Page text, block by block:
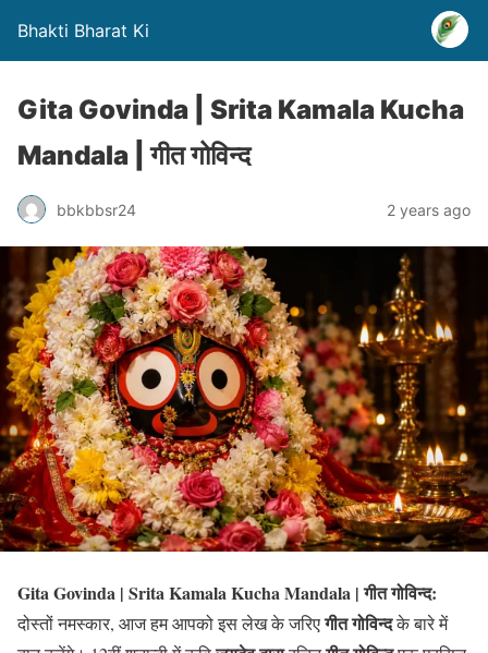
Bhakti Bharat Ki
Gita Govinda | Srita Kamala Kucha
Mandala | गीत गोविन्द
bbkbbsr24 2 years ago
Gita Govinda | Srita Kamala Kucha Mandala | गीत गोविन्द:
दोस्तों नमस्कार, आज हम आपको इस लेख के जरिएगीत गोविन्दके बारे में